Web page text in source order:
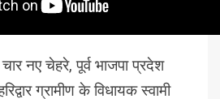
नए चेहरे, पूर्व भाजपा प्रदेश
ग्रामीण के विधायक स्वामी